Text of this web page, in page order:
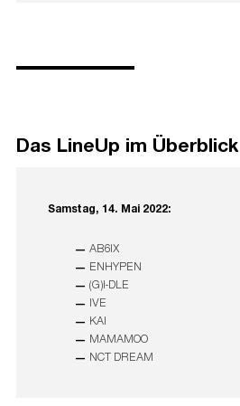
Das LineUp im Überblick
Samstag, 14. Mai 2022:
AB6IX
ENHYPEN
(G)I-DLE
IVE
KAI
MAMAMOO
NCT DREAM